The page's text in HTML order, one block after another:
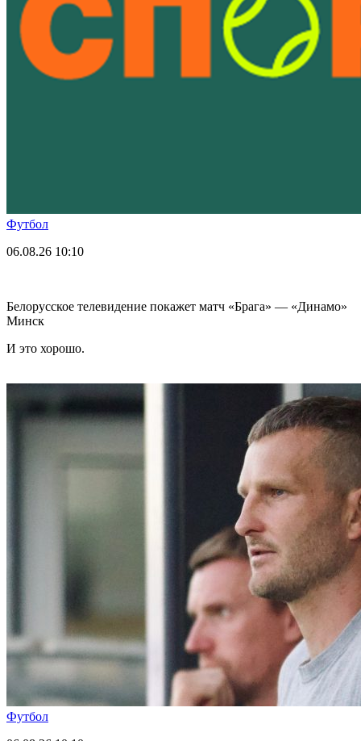
Футбол
06.08.26 10:10
Белорусское телевидение покажет матч «Брага» — «Динамо»
Минск
И это хорошо.
Футбол